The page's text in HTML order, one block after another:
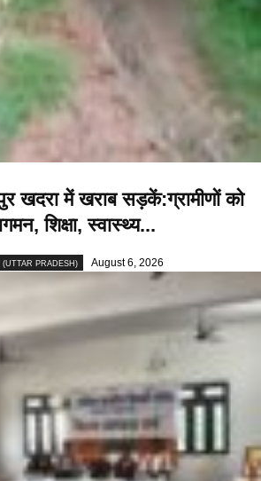
खदरा में खराब सड़कें:ग्रामीणों को
शिक्षा, स्वास्थ्य...
(UTTAR PRADESH) August 6, 2026